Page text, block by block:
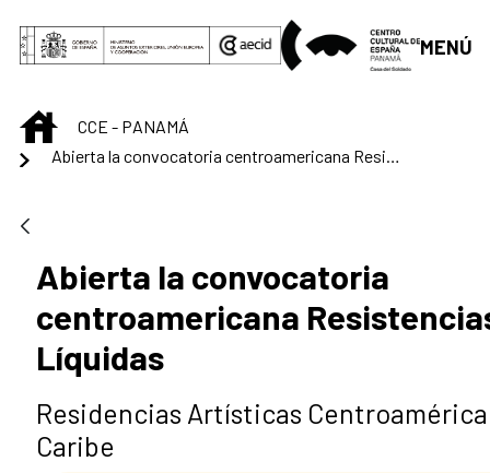
Saltar al contenido principal
MENÚ
INICIOCCE - PANAMÁ
Abierta la convocatoria
centroamericana
Líquidas
Residencias Artísticas Centroamérica
Caribe